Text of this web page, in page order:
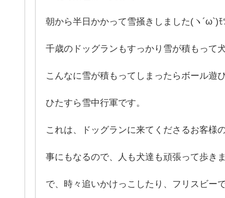
朝から半日かかって雪掻きしました(ヽ´ω`)ﾓ
千歳のドッグランもすっかり雪が積もって
こんなに雪が積もってしまったらボール遊
ひたすら雪中行軍です。
これは、ドッグランに来てくださるお客様
事にもなるので、人も犬達も頑張って歩き
で、時々追いかけっこしたり、フリスビー